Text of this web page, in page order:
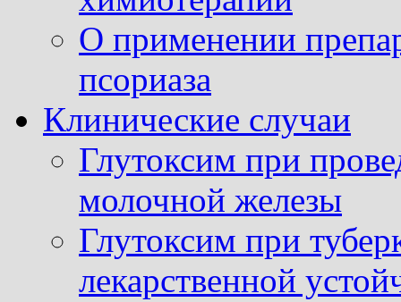
О применении
псориаза
Клинические случаи
Глутоксим при
молочной железы
Глутоксим при
лекарственной